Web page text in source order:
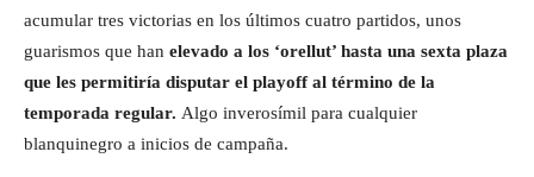
acumular tres victorias en los últimos cuatro partidos, unos
guarismos que han elevado a los ‘orellut’ hasta una sexta plaza
que les permitiría disputar el playoff al término de la
temporada regular. Algo inverosímil para cualquier
blanquinegro a inicios de campaña.